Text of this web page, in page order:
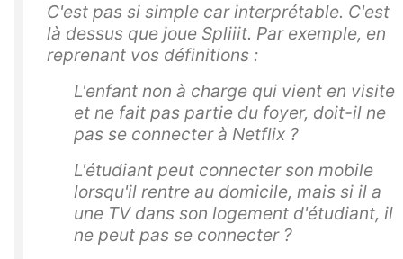
C'est pas si simple car interprétable. C'est
là dessus que joue Spliiit. Par exemple, en
reprenant vos définitions :
L'enfant non à charge qui vient en visite
et ne fait pas partie du foyer, doit-il ne
pas se connecter à Netflix ?
L'étudiant peut connecter son mobile
lorsqu'il rentre au domicile, mais si il a
une TV dans son logement d'étudiant, il
ne peut pas se connecter ?